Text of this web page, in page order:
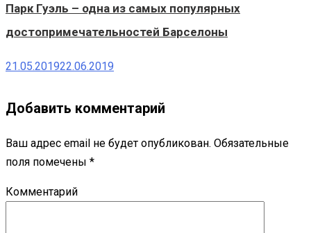
Парк Гуэль – одна из самых популярных
достопримечательностей Барселоны
21.05.201922.06.2019
Добавить комментарий
Ваш адрес email не будет опубликован. Обязательные
поля помечены *
Комментарий